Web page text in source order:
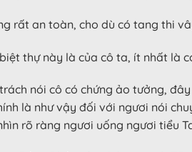
rất an toàn, cho dù có tang thi
thự này là của cô ta, ít nhất là
nói cô có chứng ảo tưởng,
là như vậy đối với ngươi nói
rõ ràng ngươi uống ngươi tiểu